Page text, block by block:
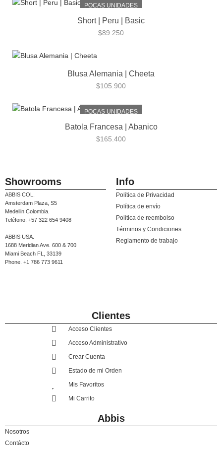
POCAS UNIDADES
Short | Peru | Basic
$89.250
Blusa Alemania | Cheeta
$105.900
POCAS UNIDADES
Batola Francesa | Abanico
$165.400
Showrooms
ABBIS COL.
Amsterdam Plaza, S5
Medellin Colombia.
Teléfono. +57 322 654 9408
ABBIS USA.
1688 Meridian Ave. 600 & 700
Miami Beach FL, 33139
Phone. +1 786 773 9611
Info
Política de Privacidad
Política de envío
Política de reembolso
Términos y Condiciones
Reglamento de trabajo
Clientes
Acceso Clientes
Acceso Administrativo
Crear Cuenta
Estado de mi Orden
Mis Favoritos
Mi Carrito
Abbis
Nosotros
Contácto